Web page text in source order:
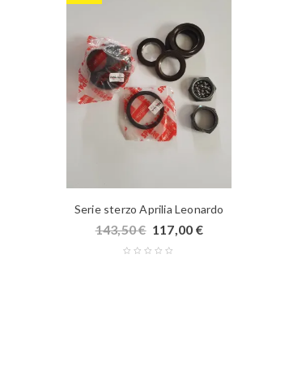
Serie sterzo Aprilia Leonardo
143,50€ 117,00 €